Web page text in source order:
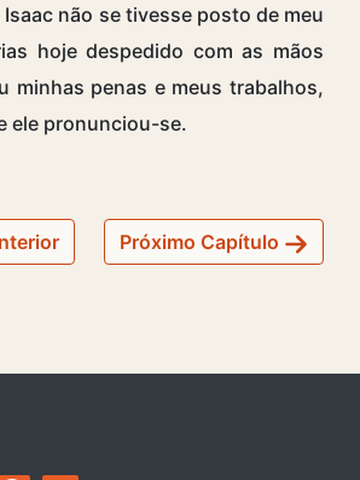
não se tivesse posto de meu
hoje despedido com as mãos
minhas penas e meus trabalhos,
ele pronunciou-se.
Próximo Capítulo